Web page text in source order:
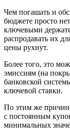
Чем погашать и
бюджете просто
ключевыми
распродавать их
цены рухнут.
Более того, это
эмиссиям (на
банковской
ключевой ставки.
По этим же
с постоянным
минимальных